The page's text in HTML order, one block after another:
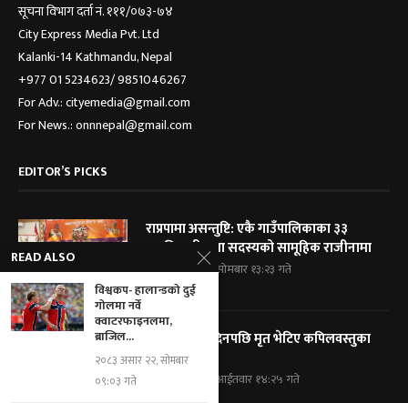
सूचना विभाग दर्ता नं. १११/०७३-७४
City Express Media Pvt. Ltd
Kalanki-14 Kathmandu, Nepal
+977 01 5234623/ 9851046267
For Adv.: cityemedia@gmail.com
For News.: onnnepal@gmail.com
EDITOR’S PICKS
राप्रपामा असन्तुष्टि: एकै गाउँपालिकाका ३३
पदाधिकारी तथा सदस्यको सामूहिक राजीनामा
२०८३ श्रावण २५, सोमबार १३:२३ गते
हराएको तीन दिनपछि मृत भेटिए कपिलवस्तुका
पूर्वमेयर सिंह
२०८३ श्रावण २४, आईतवार १४:२५ गते
READ ALSO
विश्वकप- हालान्डको दुई
गोलमा नर्वे
क्वाटरफाइनलमा,
ब्राजिल...
२०८३ असार २२, सोमबार
०९:०३ गते